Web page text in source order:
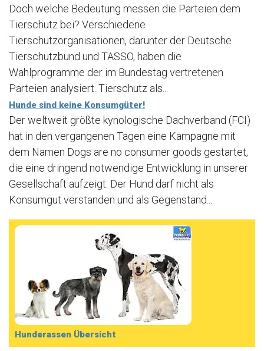
Doch welche Bedeutung messen die Parteien dem
Tierschutz bei? Verschiedene
Tierschutzorganisationen, darunter der Deutsche
Tierschutzbund und TASSO, haben die
Wahlprogramme der im Bundestag vertretenen
Parteien analysiert. Tierschutz als...
Hunde sind keine Konsumgüter!
Der weltweit größte kynologische Dachverband (FCI)
hat in den vergangenen Tagen eine Kampagne mit
dem Namen Dogs are no consumer goods gestartet,
die eine dringend notwendige Entwicklung in unserer
Gesellschaft aufzeigt: Der Hund darf nicht als
Konsumgut verstanden und als Gegenstand...
Hunderassen Übersicht